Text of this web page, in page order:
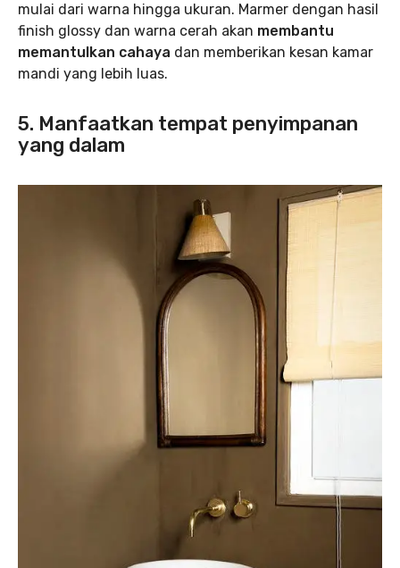
mulai dari warna hingga ukuran. Marmer dengan hasil
finish glossy dan warna cerah akan membantu
memantulkan cahaya dan memberikan kesan kamar
mandi yang lebih luas.
5. Manfaatkan tempat penyimpanan
yang dalam